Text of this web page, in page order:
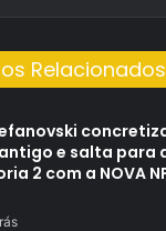
Relacionados
e salta para
2 com a NOVA